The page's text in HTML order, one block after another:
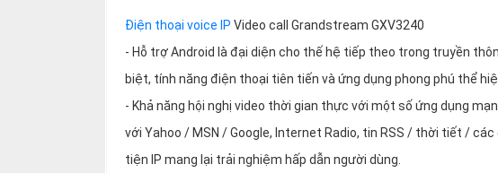
Điện thoại voice IP Video call Grandstream GXV3240
- Hỗ trợ Android là đại diện cho thế hệ tiếp theo trong truyền
biệt, tính năng điện thoại tiên tiến và ứng dụng phong phú thể
- Khả năng hội nghị video thời gian thực với một số ứng dụng
với Yahoo / MSN / Google, Internet Radio, tin RSS / thời tiết /
tiện IP mang lại trải nghiệm hấp dẫn người dùng.